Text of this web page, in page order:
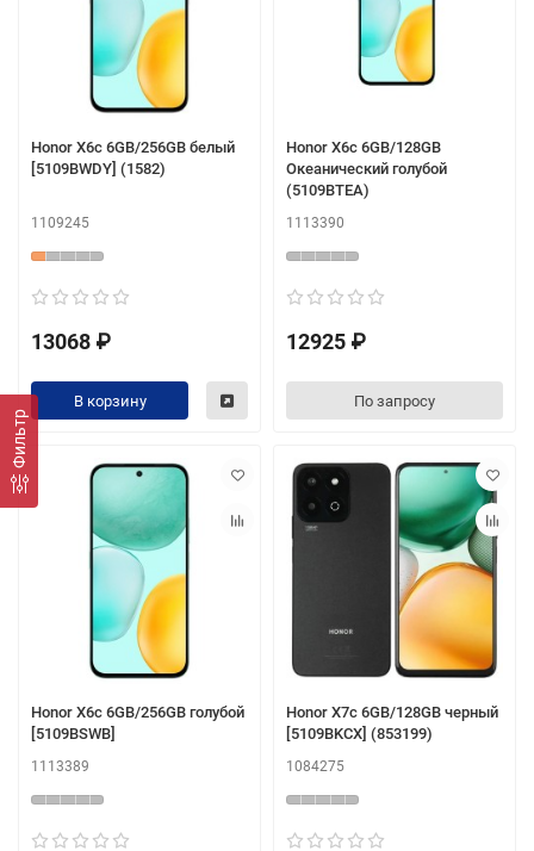
Фильтр
Honor X6c 6GB/256GB белый
[5109BWDY] (1582)
1109245
13068 ₽
В корзину
Honor X6c 6GB/128GB
Океанический голубой
(5109BTEA)
1113390
12925 ₽
По запросу
Honor X6c 6GB/256GB голубой
[5109BSWB]
1113389
Honor X7c 6GB/128GB черный
[5109BKCX] (853199)
1084275